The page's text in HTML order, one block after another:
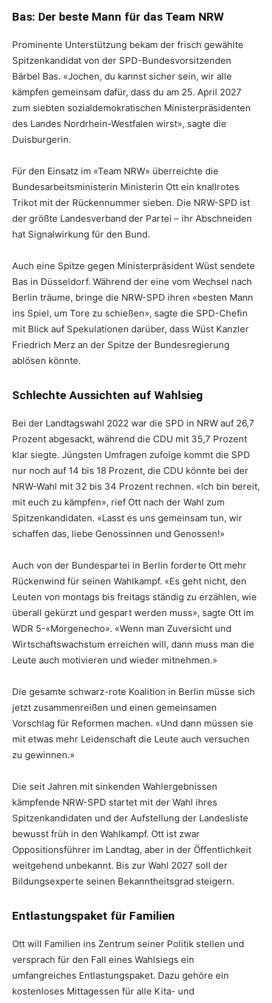
Bas: Der beste Mann für das Team NRW
Prominente Unterstützung bekam der frisch gewählte
Spitzenkandidat von der SPD-Bundesvorsitzenden
Bärbel Bas. «Jochen, du kannst sicher sein, wir alle
kämpfen gemeinsam dafür, dass du am 25. April 2027
zum siebten sozialdemokratischen Ministerpräsidenten
des Landes Nordrhein-Westfalen wirst», sagte die
Duisburgerin.
Für den Einsatz im «Team NRW» überreichte die
Bundesarbeitsministerin Ministerin Ott ein knallrotes
Trikot mit der Rückennummer sieben. Die NRW-SPD ist
der größte Landesverband der Partei – ihr Abschneiden
hat Signalwirkung für den Bund.
Auch eine Spitze gegen Ministerpräsident Wüst sendete
Bas in Düsseldorf. Während der eine vom Wechsel nach
Berlin träume, bringe die NRW-SPD ihren «besten Mann
ins Spiel, um Tore zu schießen», sagte die SPD-Chefin
mit Blick auf Spekulationen darüber, dass Wüst Kanzler
Friedrich Merz an der Spitze der Bundesregierung
ablösen könnte.
Schlechte Aussichten auf Wahlsieg
Bei der Landtagswahl 2022 war die SPD in NRW auf 26,7
Prozent abgesackt, während die CDU mit 35,7 Prozent
klar siegte. Jüngsten Umfragen zufolge kommt die SPD
nur noch auf 14 bis 18 Prozent, die CDU könnte bei der
NRW-Wahl mit 32 bis 34 Prozent rechnen. «Ich bin bereit,
mit euch zu kämpfen», rief Ott nach der Wahl zum
Spitzenkandidaten. «Lasst es uns gemeinsam tun, wir
schaffen das, liebe Genossinnen und Genossen!»
Auch von der Bundespartei in Berlin forderte Ott mehr
Rückenwind für seinen Wahlkampf. «Es geht nicht, den
Leuten von montags bis freitags ständig zu erzählen, wie
überall gekürzt und gespart werden muss», sagte Ott im
WDR 5-«Morgenecho». «Wenn man Zuversicht und
Wirtschaftswachstum erreichen will, dann muss man die
Leute auch motivieren und wieder mitnehmen.»
Die gesamte schwarz-rote Koalition in Berlin müsse sich
jetzt zusammenreißen und einen gemeinsamen
Vorschlag für Reformen machen. «Und dann müssen sie
mit etwas mehr Leidenschaft die Leute auch versuchen
zu gewinnen.»
Die seit Jahren mit sinkenden Wahlergebnissen
kämpfende NRW-SPD startet mit der Wahl ihres
Spitzenkandidaten und der Aufstellung der Landesliste
bewusst früh in den Wahlkampf. Ott ist zwar
Oppositionsführer im Landtag, aber in der Öffentlichkeit
weitgehend unbekannt. Bis zur Wahl 2027 soll der
Bildungsexperte seinen Bekanntheitsgrad steigern.
Entlastungspaket für Familien
Ott will Familien ins Zentrum seiner Politik stellen und
versprach für den Fall eines Wahlsiegs ein
umfangreiches Entlastungspaket. Dazu gehöre ein
kostenloses Mittagessen für alle Kita- und